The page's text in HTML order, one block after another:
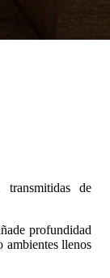
transmitidas de
profundidad
ambientes llenos